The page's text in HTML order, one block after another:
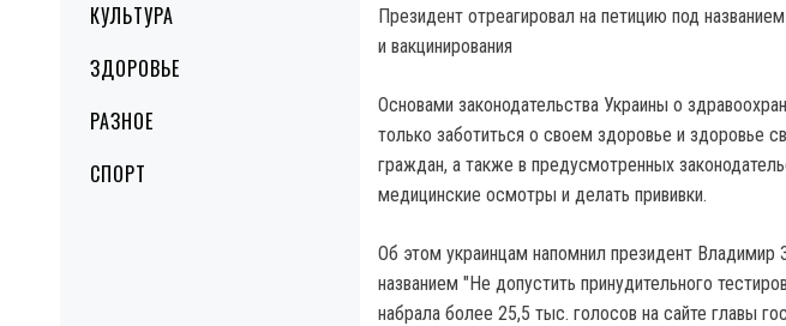
КУЛЬТУРА
ЗДОРОВЬЕ
РАЗНОЕ
СПОРТ
Президент отреагировал на петицию под
и вакцинирования
Основами законодательства Украины о
только заботиться о своем здоровье и здоровье
граждан, а также в предусмотренных
медицинские осмотры и делать прививки.
Об этом украинцам напомнил президент Владимир
названием "Не допустить принудительного
набрала более 25,5 тыс. голосов на сайте главы